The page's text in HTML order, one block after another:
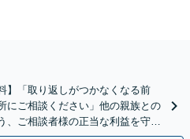
】「取り返しがつかなくなる前
にご相談ください」他の親族との
、ご相談者様の正当な利益を守り